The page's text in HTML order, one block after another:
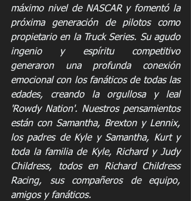
máximo nivel de NASCAR y fomentó la
próxima generación de pilotos como
propietario en la Truck Series. Su agudo
ingenio y espíritu competitivo
generaron una profunda conexión
emocional con los fanáticos de todas las
edades, creando la orgullosa y leal
'Rowdy Nation'. Nuestros pensamientos
están con Samantha, Brexton y Lennix,
los padres de Kyle y Samantha, Kurt y
toda la familia de Kyle, Richard y Judy
Childress, todos en Richard Childress
Racing, sus compañeros de equipo,
amigos y fanáticos.